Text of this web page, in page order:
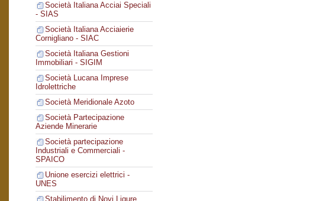
Società Italiana Acciai Speciali
- SIAS
Società Italiana Acciaierie
Cornigliano - SIAC
Società Italiana Gestioni
Immobiliari - SIGIM
Società Lucana Imprese
Idrolettriche
Società Meridionale Azoto
Società Partecipazione
Aziende Minerarie
Società partecipazione
Industriali e Commerciali -
SPAICO
Unione esercizi elettrici -
UNES
Stabilimento di Novi Ligure